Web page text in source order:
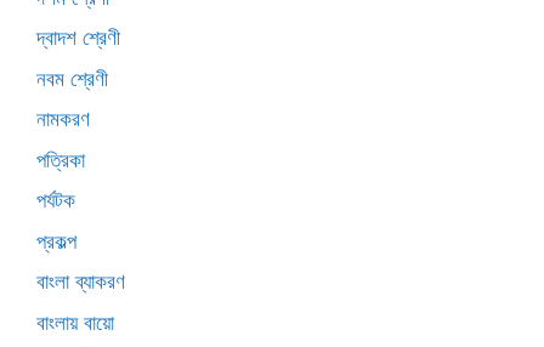
দ্বাদশ শ্রেণী
নবম শ্রেণী
নামকরণ
পত্রিকা
পর্যটক
প্রকল্প
বাংলা ব্যাকরণ
বাংলায় বায়ো